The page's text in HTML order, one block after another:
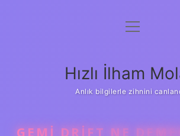
Anasayfa
Yasal Uyarı
menüyü
Hızlı İlham
Anlık bilgilerle zihnini
GEMI DRIFT NE DEMEK